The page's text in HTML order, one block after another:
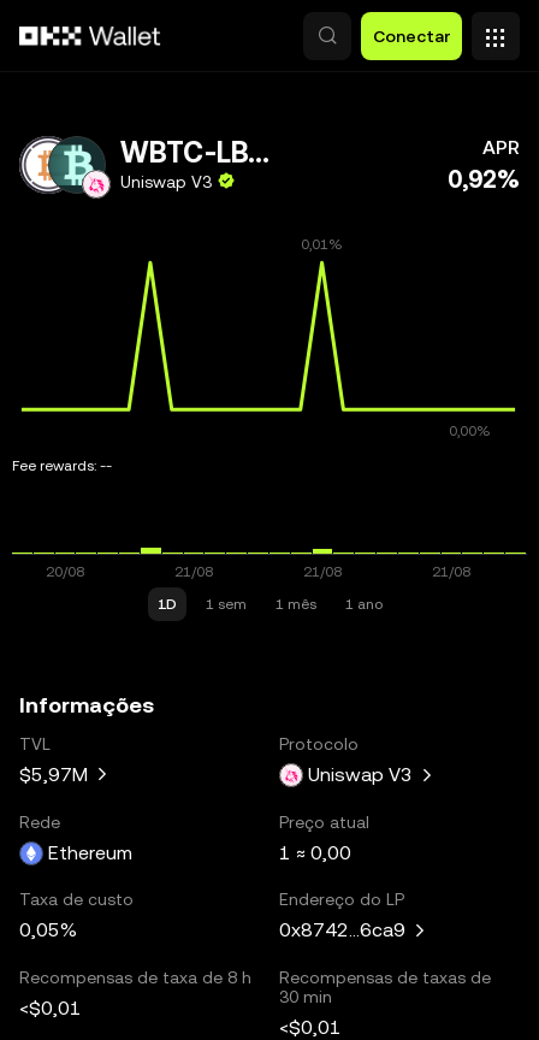
Conectar
WBTC-LBTC
Uniswap V3
APR
0,92%
Fee rewards: --
1D 1 sem 1 mês 1 ano
Informações
TVL
$5,97M
Protocolo
Uniswap V3
Rede
Ethereum
Preço atual
1 ≈ 0,00
Taxa de custo
0,05%
Endereço do LP
0x8742...6ca9
Recompensas de taxa de 8 h
<$0,01
Recompensas de taxas de
30 min
<$0,01